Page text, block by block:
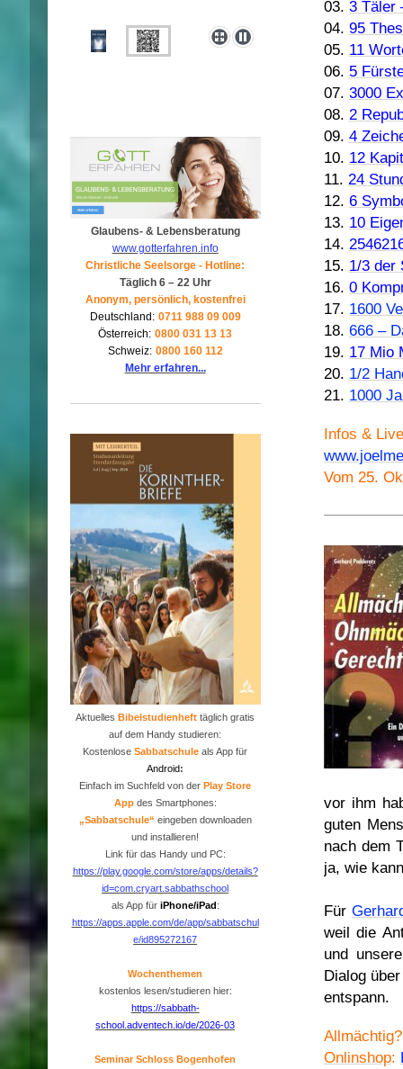
03. 3 Täler
04. 95
05. 11
06. 5
07. 3000
08. 2
09. 4
10. 12
11. 24
12. 6
13. 10
14.
15. 1/3 der
16. 0
17. 1600
18. 666 –
19. 17 Mio
20. 1/2
21. 1000
Infos &
Vom 25.
vor ihm
guten
nach dem
ja, wie
Für
weil die
und
Dialog
entspann.
Onlinshop:
Glaubens- & Lebensberatung
www.gotterfahren.info
Christliche Seelsorge - Hotline:
Täglich 6 – 22 Uhr
Anonym, persönlich, kostenfrei
Deutschland: 0711 988 09 009
Österreich: 0800 031 13 13
Schweiz: 0800 160 112
Mehr erfahren...
AktuellesBibelstudienheft täglich gratis
auf dem Handy studieren:
KostenloseSabbatschule als App für
Android:
Einfach im Suchfeld von derPlay Store
Appdes Smartphones:
„Sabbatschule“ eingeben downloaden
und installieren!
Link für das Handy und PC:
https://play.google.com/store/apps/details?
id=com.cryart.sabbathschool
als App für iPhone/iPad:
https://apps.apple.com/de/app/sabbatschul
e/id895272167
Wochenthemen
kostenlos lesen/studieren hier:
https://sabbath-
school.adventech.io/de/2026-03
Seminar Schloss Bogenhofen